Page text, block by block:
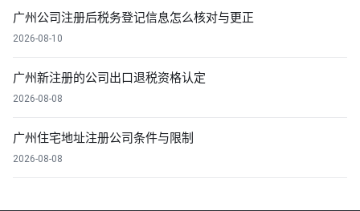
广州公司注册后税务登记信息怎么核对与更正
2026-08-10
广州新注册的公司出口退税资格认定
2026-08-08
广州住宅地址注册公司条件与限制
2026-08-08